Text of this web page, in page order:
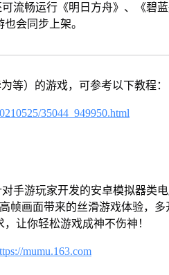
流畅运行《明日方舟》、《碧
会同步上架。
等）的游戏，可参考以下教程：
35044_949950.html
手游玩家开发的安卓模拟器类
帧画面带来的丝滑游戏体验，
让你轻松游戏成神不伤神！
mumu.163.com